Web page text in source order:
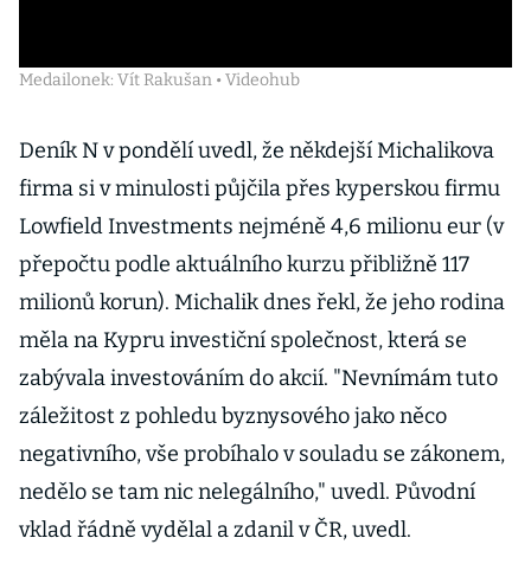
Medailonek: Vít Rakušan • Videohub
Deník N v pondělí uvedl, že někdejší Michalikova
firma si v minulosti půjčila přes kyperskou firmu
Lowfield Investments nejméně 4,6 milionu eur (v
přepočtu podle aktuálního kurzu přibližně 117
milionů korun). Michalik dnes řekl, že jeho rodina
měla na Kypru investiční společnost, která se
zabývala investováním do akcií. "Nevnímám tuto
záležitost z pohledu byznysového jako něco
negativního, vše probíhalo v souladu se zákonem,
nedělo se tam nic nelegálního," uvedl. Původní
vklad řádně vydělal a zdanil v ČR, uvedl.